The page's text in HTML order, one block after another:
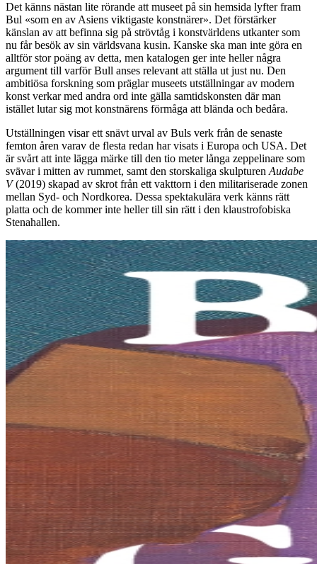
Det känns nästan lite rörande att museet på sin hemsida lyfter fram
Bul «som en av Asiens viktigaste konstnärer». Det förstärker
känslan av att befinna sig på strövtåg i konstvärldens utkanter som
nu får besök av sin världsvana kusin. Kanske ska man inte göra en
alltför stor poäng av detta, men katalogen ger inte heller några
argument till varför Bull anses relevant att ställa ut just nu. Den
ambitiösa forskning som präglar museets utställningar av modern
konst verkar med andra ord inte gälla samtidskonsten där man
istället lutar sig mot konstnärens förmåga att blända och bedåra.
Utställningen visar ett snävt urval av Buls verk från de senaste
femton åren varav de flesta redan har visats i Europa och USA. Det
är svårt att inte lägga märke till den tio meter långa zeppelinare som
svävar i mitten av rummet, samt den storskaliga skulpturenAudabe
V(2019) skapad av skrot från ett vakttorn i den militariserade zonen
mellan Syd- och Nordkorea. Dessa spektakulära verk känns rätt
platta och de kommer inte heller till sin rätt i den klaustrofobiska
Stenahallen.